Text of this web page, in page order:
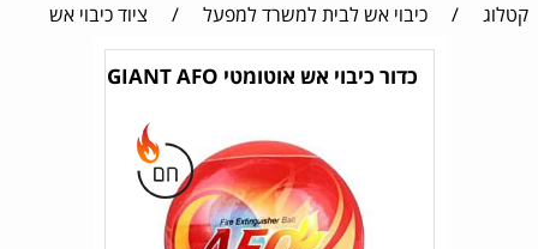
קטלוג / כיבוי אש לבית למשרד למפעל / ציוד כיבוי אש
כדור כיבוי אש אוטומטי GIANT AFO